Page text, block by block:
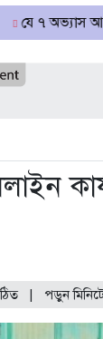
হৃদরোগের
| পড়ুন